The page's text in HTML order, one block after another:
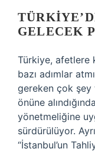
GELECEK
Türkiye, afetlere
bazı adımlar
gereken çok şey
önüne
yönetmeliğine
sürdürülüyor.
“İstanbul’un